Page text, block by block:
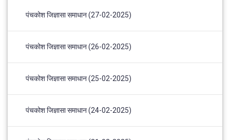
पंचकोश जिज्ञासा समाधान (27-02-2025)
पंचकोश जिज्ञासा समाधान (26-02-2025)
पंचकोश जिज्ञासा समाधान (25-02-2025)
पंचकोश जिज्ञासा समाधान (24-02-2025)